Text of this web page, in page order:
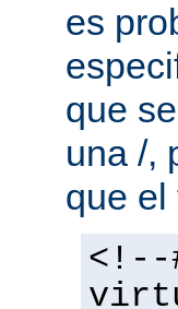
es
que
una /,
que el
<!--